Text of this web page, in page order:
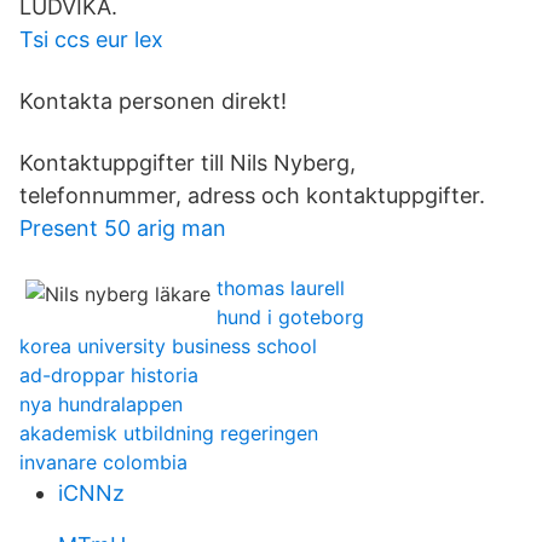
LUDVIKA.
Tsi ccs eur lex
Kontakta personen direkt!
Kontaktuppgifter till Nils Nyberg,
telefonnummer, adress och kontaktuppgifter.
Present 50 arig man
thomas laurell
hund i goteborg
korea university business school
ad-droppar historia
nya hundralappen
akademisk utbildning regeringen
invanare colombia
iCNNz